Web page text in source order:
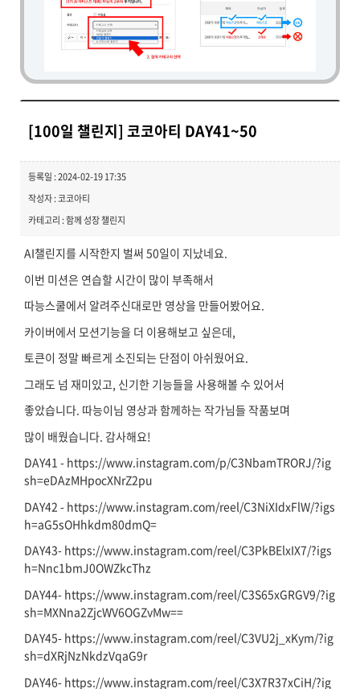
[100일 챌린지] 코코아티 DAY41~50
등록일 : 2024-02-19 17:35
작성자 : 코코아티
카테고리 : 함께 성장 챌린지
AI챌린지를 시작한지 벌써 50일이 지났네요.
이번 미션은 연습할 시간이 많이 부족해서
따능스쿨에서 알려주신대로만 영상을 만들어봤어요.
카이버에서 모션기능을 더 이용해보고 싶은데,
토큰이 정말 빠르게 소진되는 단점이 아쉬웠어요.
그래도 넘 재미있고, 신기한 기능들을 사용해볼 수 있어서
좋았습니다. 따능이님 영상과 함께하는 작가님들 작품보며
많이 배웠습니다. 감사해요!
DAY41 - https://www.instagram.com/p/C3NbamTRORJ/?ig
sh=eDAzMHpocXNrZ2pu
DAY42 - https://www.instagram.com/reel/C3NiXIdxFlW/?igs
h=aG5sOHhkdm80dmQ=
DAY43- https://www.instagram.com/reel/C3PkBElxIX7/?igs
h=Nnc1bmJ0OWZkcThz
DAY44- https://www.instagram.com/reel/C3S65xGRGV9/?ig
sh=MXNna2ZjcWV6OGZvMw==
DAY45- https://www.instagram.com/reel/C3VU2j_xKym/?ig
sh=dXRjNzNkdzVqaG9r
DAY46- https://www.instagram.com/reel/C3X7R37xCiH/?ig